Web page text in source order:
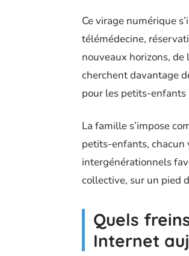
Ce virage numérique
télémédecine,
nouveaux horizons, de
cherchent davantage
pour les petits-enfants
La famille s’impose
petits-enfants, chacun
intergénérationnels
collective, sur un pied
Quels
Internet